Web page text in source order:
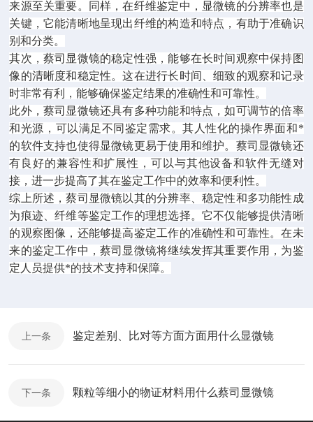
来源至关重要。同样，在纤维鉴定中，显微镜的分辨率也是
关键，它能清晰地呈现出纤维的构造和特点，有助于准确识
别和分类。
其次，蔡司显微镜的稳定性强，能够在长时间观察中保持图
像的清晰度和稳定性。这在进行长时间、细致的观察和记录
时非常有利，能够确保鉴定结果的准确性和可靠性。
此外，蔡司显微镜还具有多种功能和特点，如可调节的倍率
和光源，可以满足不同鉴定需求。其人性化的操作界面和*
的软件支持也使得显微镜更易于使用和维护。蔡司显微镜还
有良好的兼容性和扩展性，可以与其他设备和软件无缝对
接，进一步提高了其在鉴定工作中的效率和便利性。
综上所述，蔡司显微镜以其的分辨率、稳定性和多功能性成
为痕迹、纤维等鉴定工作的理想选择。它不仅能够提供清晰
的观察图像，还能够提高鉴定工作的准确性和可靠性。在未
来的鉴定工作中，蔡司显微镜将继续发挥其重要作用，为鉴
定人员提供*的技术支持和保障。
上一条 鉴定差别、比对等方面方面用什么显微镜
下一条 颗粒等细小的物证材料用什么蔡司显微镜